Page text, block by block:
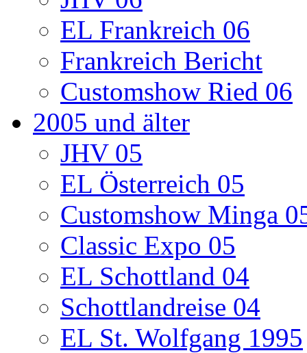
EL Frankreich 06
Frankreich Bericht
Customshow Ried 06
2005 und älter
JHV 05
EL Österreich 05
Customshow Minga
Classic Expo 05
EL Schottland 04
Schottlandreise 04
EL St. Wolfgang 1995